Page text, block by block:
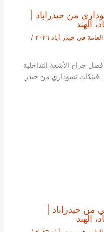
من حيدراباد |
الهند
في حيدر أباد ٢٠٢٦
/
جراح الأشعة التداخلية
فينكات تشوداري من حيدر
من حيدراباد |
الهند